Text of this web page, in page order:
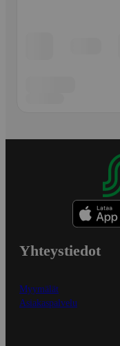
Yhteystiedot
Myymälät
Asiakaspalvelu